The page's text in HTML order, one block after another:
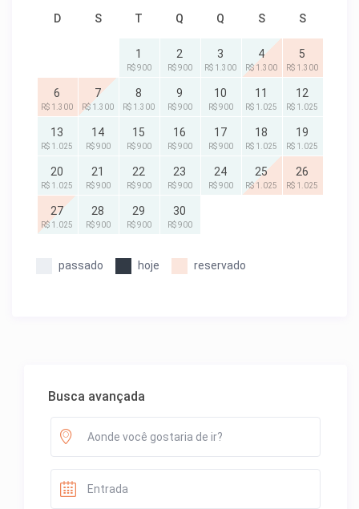
D S T Q Q S S
1
R$ 900
2
R$ 900
3
R$ 1.300
4
R$ 1.300
5
R$ 1.300
6
R$ 1.300
7
R$ 1.300
8
R$ 1.300
9
R$ 900
10
R$ 900
11
R$ 1.025
12
R$ 1.025
13
R$ 1.025
14
R$ 900
15
R$ 900
16
R$ 900
17
R$ 900
18
R$ 1.025
19
R$ 1.025
20
R$ 1.025
21
R$ 900
22
R$ 900
23
R$ 900
24
R$ 900
25
R$ 1.025
26
R$ 1.025
27
R$ 1.025
28
R$ 900
29
R$ 900
30
R$ 900
passado hoje reservado
Busca avançada